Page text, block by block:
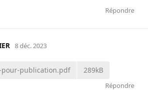
Répondre
8 déc. 2023
pour-publication.pdf 289kB
Répondre